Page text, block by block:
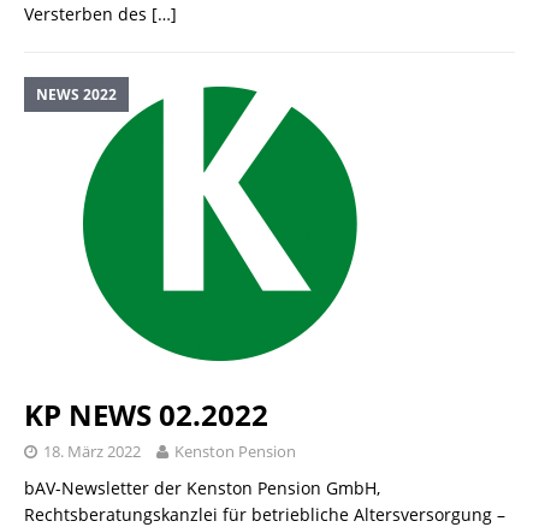
Versterben des […]
NEWS 2022
KP NEWS 02.2022
18. März 2022 Kenston Pension
bAV-Newsletter der Kenston Pension GmbH,
Rechtsberatungskanzlei für betriebliche Altersversorgung –